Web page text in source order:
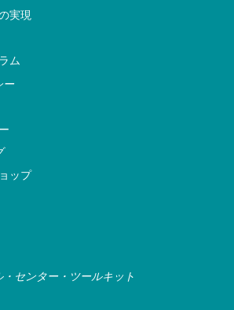
実現
ム
ー
ップ
・センター・ツールキット